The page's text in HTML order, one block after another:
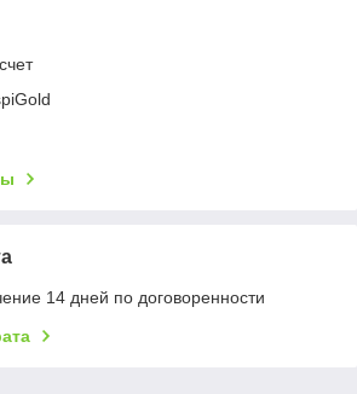
14 дней по договоренности